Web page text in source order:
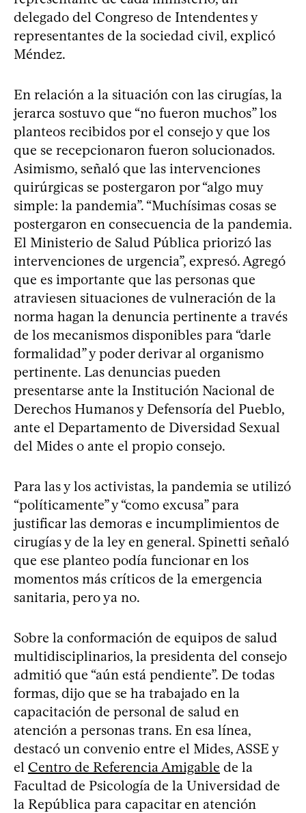
delegado del Congreso de Intendentes y
representantes de la sociedad civil, explicó
Méndez.
En relación a la situación con las cirugías, la
jerarca sostuvo que “no fueron muchos” los
planteos recibidos por el consejo y que los
que se recepcionaron fueron solucionados.
Asimismo, señaló que las intervenciones
quirúrgicas se postergaron por “algo muy
simple: la pandemia”. “Muchísimas cosas se
postergaron en consecuencia de la pandemia.
El Ministerio de Salud Pública priorizó las
intervenciones de urgencia”, expresó. Agregó
que es importante que las personas que
atraviesen situaciones de vulneración de la
norma hagan la denuncia pertinente a través
de los mecanismos disponibles para “darle
formalidad” y poder derivar al organismo
pertinente. Las denuncias pueden
presentarse ante la Institución Nacional de
Derechos Humanos y Defensoría del Pueblo,
ante el Departamento de Diversidad Sexual
del Mides o ante el propio consejo.
Para las y los activistas, la pandemia se utilizó
“políticamente” y “como excusa” para
justificar las demoras e incumplimientos de
cirugías y de la ley en general. Spinetti señaló
que ese planteo podía funcionar en los
momentos más críticos de la emergencia
sanitaria, pero ya no.
Sobre la conformación de equipos de salud
multidisciplinarios, la presidenta del consejo
admitió que “aún está pendiente”. De todas
formas, dijo que se ha trabajado en la
capacitación de personal de salud en
atención a personas trans. En esa línea,
destacó un convenio entre el Mides, ASSE y
el Centro de Referencia Amigable de la
Facultad de Psicología de la Universidad de
la República para capacitar en atención